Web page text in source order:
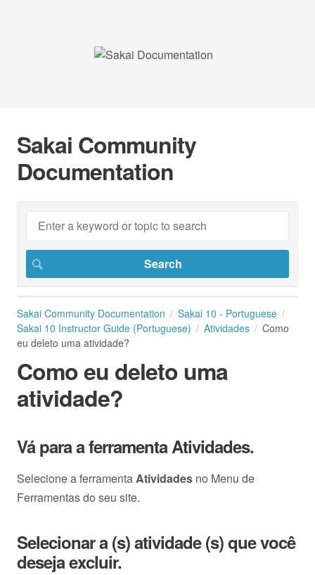
Sakai Community
Documentation
Sakai Community Documentation
Sakai 10 - Portuguese
Sakai 10 Instructor Guide (Portuguese)
Atividades
Como
eu deleto uma atividade?
Como eu deleto uma
atividade?
Vá para a ferramenta Atividades.
Selecione a ferramentaAtividades no Menu de
Ferramentas do seu site.
Selecionar a (s) atividade (s) que você
deseja excluir.